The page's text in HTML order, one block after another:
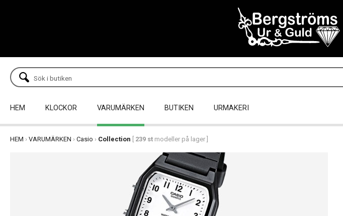
HEM KLOCKOR VARUMÄRKEN BUTIKEN URMAKERI
HEM › VARUMÄRKEN › Casio › Collection 239 st modeller på lager ]